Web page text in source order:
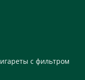
с фильтром